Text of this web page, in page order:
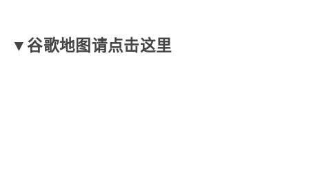
▼谷歌地图请点击这里